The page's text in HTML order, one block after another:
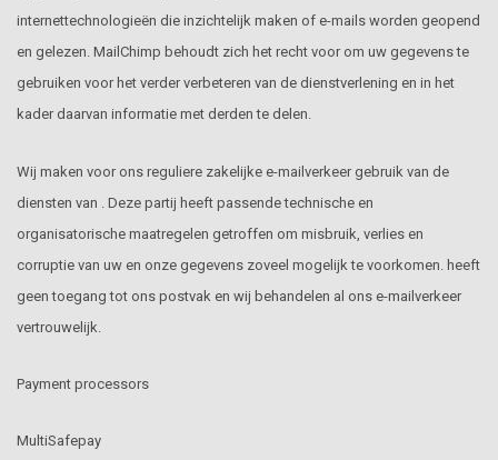
internettechnologieën die inzichtelijk maken of e-mails worden geopend
en gelezen. MailChimp behoudt zich het recht voor om uw gegevens te
gebruiken voor het verder verbeteren van de dienstverlening en in het
kader daarvan informatie met derden te delen.
Wij maken voor ons reguliere zakelijke e-mailverkeer gebruik van de
diensten van . Deze partij heeft passende technische en
organisatorische maatregelen getroffen om misbruik, verlies en
corruptie van uw en onze gegevens zoveel mogelijk te voorkomen. heeft
geen toegang tot ons postvak en wij behandelen al ons e-mailverkeer
vertrouwelijk.
Payment processors
MultiSafepay